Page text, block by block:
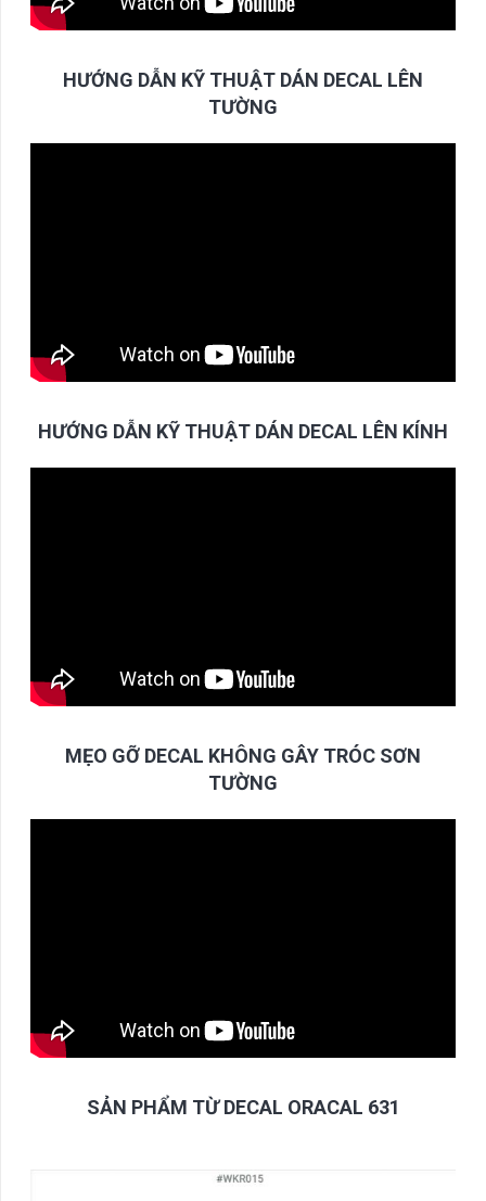
HƯỚNG DẪN KỸ THUẬT DÁN DECAL LÊN
TƯỜNG
HƯỚNG DẪN KỸ THUẬT DÁN DECAL LÊN KÍNH
MẸO GỠ DECAL KHÔNG GÂY TRÓC SƠN
TƯỜNG
SẢN PHẨM TỪ DECAL ORACAL 631